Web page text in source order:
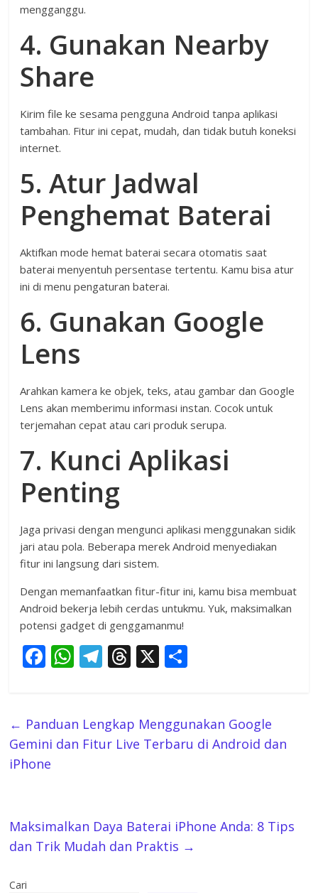
mengganggu.
4. Gunakan Nearby
Share
Kirim file ke sesama pengguna Android tanpa aplikasi
tambahan. Fitur ini cepat, mudah, dan tidak butuh koneksi
internet.
5. Atur Jadwal
Penghemat Baterai
Aktifkan mode hemat baterai secara otomatis saat
baterai menyentuh persentase tertentu. Kamu bisa atur
ini di menu pengaturan baterai.
6. Gunakan Google
Lens
Arahkan kamera ke objek, teks, atau gambar dan Google
Lens akan memberimu informasi instan. Cocok untuk
terjemahan cepat atau cari produk serupa.
7. Kunci Aplikasi
Penting
Jaga privasi dengan mengunci aplikasi menggunakan sidik
jari atau pola. Beberapa merek Android menyediakan
fitur ini langsung dari sistem.
Dengan memanfaatkan fitur-fitur ini, kamu bisa membuat
Android bekerja lebih cerdas untukmu. Yuk, maksimalkan
potensi gadget di genggamanmu!
F
b
o
o
W
s
A
T
gr
a
T
a
d
X
e
← Panduan Lengkap Menggunakan Google
Gemini dan Fitur Live Terbaru di Android dan
iPhone
Maksimalkan Daya Baterai iPhone Anda: 8 Tips
dan Trik Mudah dan Praktis →
Cari